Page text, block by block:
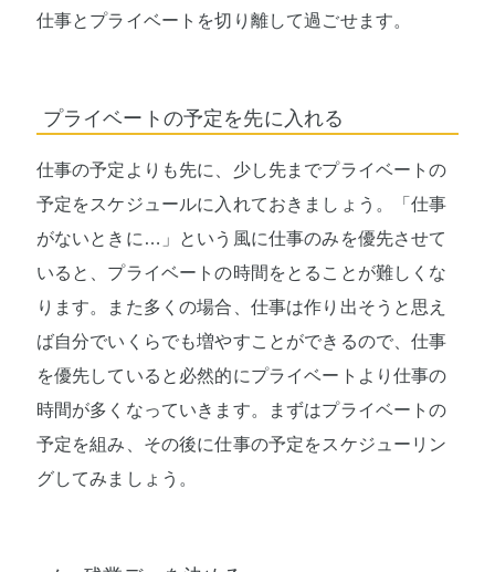
仕事とプライベートを切り離して過ごせます。
プライベートの予定を先に入れる
仕事の予定よりも先に、少し先までプライベートの
予定をスケジュールに入れておきましょう。「仕事
がないときに…」という風に仕事のみを優先させて
いると、プライベートの時間をとることが難しくな
ります。また多くの場合、仕事は作り出そうと思え
ば自分でいくらでも増やすことができるので、仕事
を優先していると必然的にプライベートより仕事の
時間が多くなっていきます。まずはプライベートの
予定を組み、その後に仕事の予定をスケジューリン
グしてみましょう。